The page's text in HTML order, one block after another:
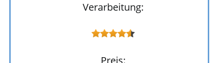
Verarbeitung:
Preis: